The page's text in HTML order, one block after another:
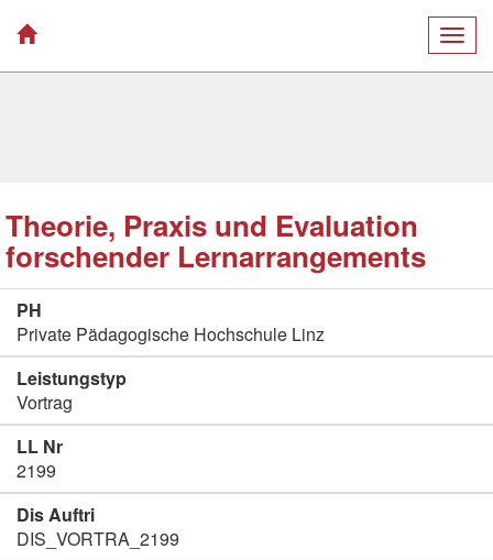
Theorie, Praxis und Evaluation
forschender Lernarrangements
PH
Private Pädagogische Hochschule Linz
Leistungstyp
Vortrag
LL Nr
2199
Dis Auftri
DIS_VORTRA_2199